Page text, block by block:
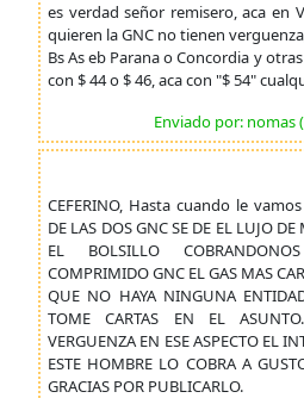
es verdad señor remisero, aca en
quieren la GNC no tienen
Bs As eb Parana o Concordia y
con $ 44 o $ 46, aca con "$ 54"
Enviado por: nomas
CEFERINO, Hasta cuando le
DE LAS DOS GNC SE DE EL LUJO
EL BOLSILLO
COMPRIMIDO GNC EL GAS MAS
QUE NO HAYA NINGUNA
TOME CARTAS EN EL
VERGUENZA EN ESE ASPECTO EL
ESTE HOMBRE LO COBRA A
GRACIAS POR PUBLICARLO.